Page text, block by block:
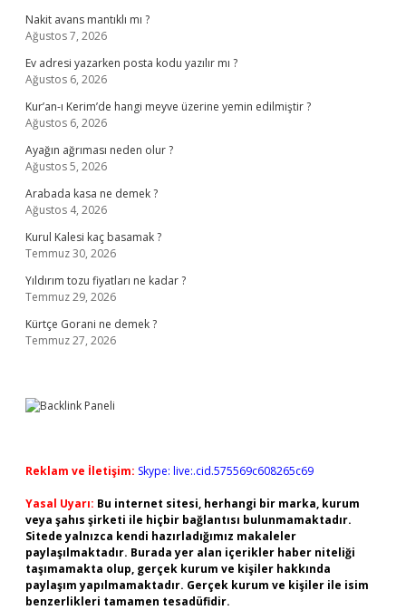
Nakit avans mantıklı mı ?
Ağustos 7, 2026
Ev adresi yazarken posta kodu yazılır mı ?
Ağustos 6, 2026
Kur’an-ı Kerim’de hangi meyve üzerine yemin edilmiştir ?
Ağustos 6, 2026
Ayağın ağrıması neden olur ?
Ağustos 5, 2026
Arabada kasa ne demek ?
Ağustos 4, 2026
Kurul Kalesi kaç basamak ?
Temmuz 30, 2026
Yıldırım tozu fiyatları ne kadar ?
Temmuz 29, 2026
Kürtçe Gorani ne demek ?
Temmuz 27, 2026
Reklam ve İletişim: Skype: live:.cid.575569c608265c69
Yasal Uyarı: Bu internet sitesi, herhangi bir marka, kurum
veya şahıs şirketi ile hiçbir bağlantısı bulunmamaktadır.
Sitede yalnızca kendi hazırladığımız makaleler
paylaşılmaktadır. Burada yer alan içerikler haber niteliği
taşımamakta olup, gerçek kurum ve kişiler hakkında
paylaşım yapılmamaktadır. Gerçek kurum ve kişiler ile isim
benzerlikleri tamamen tesadüfidir.